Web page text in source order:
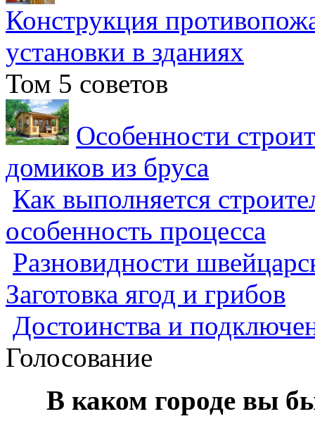
Конструкция
установки в зданиях
Том 5 советов
Особенности
домиков из бруса
Как выполняется
особенность процесса
Разновидности
Заготовка ягод и грибов
Достоинства и
Голосование
В каком городе вы